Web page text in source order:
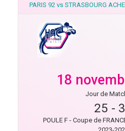
PARIS 92 vs STRASBOURG
18
Jour de
25 -
POULE F - Coupe de